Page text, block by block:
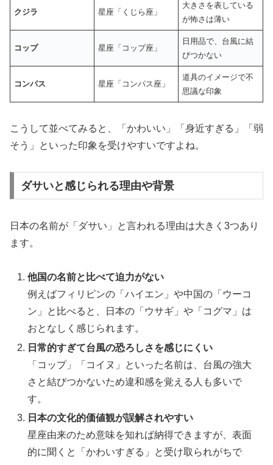
クジラ 星座「くじら座」
大きさを表している
が怖さは薄い
コップ 星座「コップ座」
日用品で、台風に結
びつかない
コンパス 星座「コンパス座」
道具のイメージで不
思議な印象
こうして並べてみると、「かわいい」「身近すぎる」「弱
そう」といった印象を受けやすいですよね。
ダサいと感じられる理由や背景
日本の名前が「ダサい」と言われる理由は大きく3つあり
ます。
他国の名前と比べて迫力がない
例えばフィリピンの「ハイエン」や中国の「ウーコ
ン」と比べると、日本の「ウサギ」や「コグマ」は
おとなしく感じられます。
日常的すぎて台風の恐ろしさを感じにくい
「コップ」「コイヌ」といった名前は、台風の強大
さと結びつかないため違和感を覚える人も多いで
す。
日本の文化的価値観が誤解されやすい
星座由来のため意味を知れば納得できますが、表面
的に聞くと「かわいすぎる」と受け取られがちで